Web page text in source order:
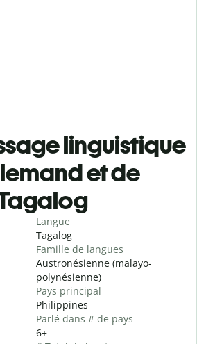
linguistique
et de
Langue
Tagalog
Famille de langues
Austronésienne (malayo-
polynésienne)
Pays principal
Philippines
Parlé dans # de pays
6+